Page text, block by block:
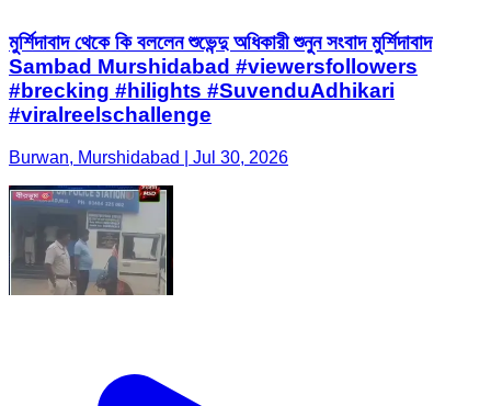
মুর্শিদাবাদ থেকে কি বললেন শুভেন্দু অধিকারী শুনুন সংবাদ মুর্শিদাবাদ
Sambad Murshidabad #viewersfollowers
#brecking #hilights #SuvenduAdhikari
#viralreelschallenge
Burwan, Murshidabad | Jul 30, 2026